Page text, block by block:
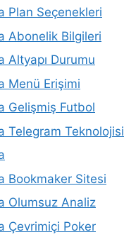
Plan Seçenekleri
Abonelik Bilgileri
Altyapı Durumu
Menü Erişimi
Gelişmiş Futbol
Telegram Teknolojisi
Bookmaker Sitesi
Olumsuz Analiz
Çevrimiçi Poker